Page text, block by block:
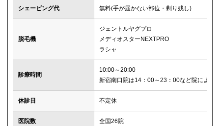
シェービング代 無料(手が届かない部位・剃り残し)
脱毛機
ジェントルヤグプロ
メディオスターNEXTPRO
ラシャ
診療時間
10:00～20:00
新宿南口院は14：00～23：00など院により
休診日 不定休
医院数 全国26院